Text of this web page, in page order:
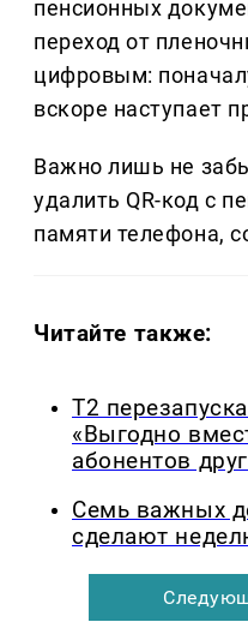
пенсионных
переход от
цифровым:
вскоре наступает
Важно лишь не
удалить QR-код с
памяти телефона,
Читайте также:
Т2
«Выгодно
абонентов
Семь важных
сделают